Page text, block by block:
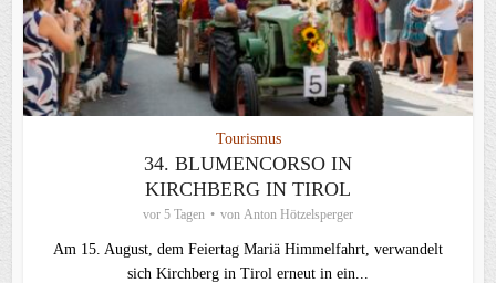
Tourismus
34. BLUMENCORSO IN
KIRCHBERG IN TIROL
vor 5 Tagen von Anton Hötzelsperger
Am 15. August, dem Feiertag Mariä Himmelfahrt, verwandelt
sich Kirchberg in Tirol erneut in ein...